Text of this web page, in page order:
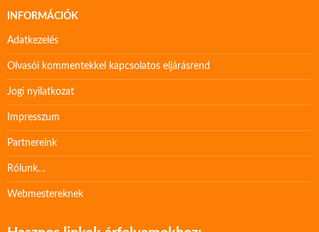
INFORMÁCIÓK
Adatkezelés
Olvasói kommentekkel kapcsolatos eljárásrend
Jogi nyilatkozat
Impresszum
Partnereink
Rólunk…
Webmestereknek